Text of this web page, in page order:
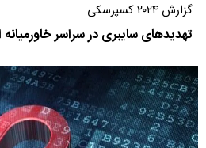
گزارش ۲۰۲۴ کسپرسکی
تهدیدهای سایبری در سراسر